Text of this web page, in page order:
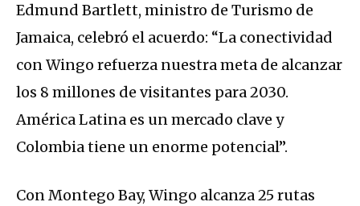
Edmund Bartlett, ministro de Turismo de
Jamaica, celebró el acuerdo: “La conectividad
con Wingo refuerza nuestra meta de alcanzar
los 8 millones de visitantes para 2030.
América Latina es un mercado clave y
Colombia tiene un enorme potencial”.
Con Montego Bay, Wingo alcanza 25 rutas